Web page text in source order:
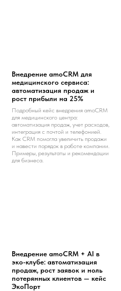
Внедрение amoCRM для
медицинского сервиса:
автоматизация продаж и
рост прибыли на 25%
Подробный кейс внедрения amoCRM
для медицинского центра:
автоматизация продаж, учет расходов,
интеграция с почтой и телефонией.
Как CRM помогла увеличить продажи
и навести порядок в работе компании.
Примеры, результаты и рекомендации
для бизнеса.
Внедрение amoCRM + AI в
эко-клубе: автоматизация
продаж, рост заявок и ноль
потерянных клиентов — кейс
ЭкоПорт